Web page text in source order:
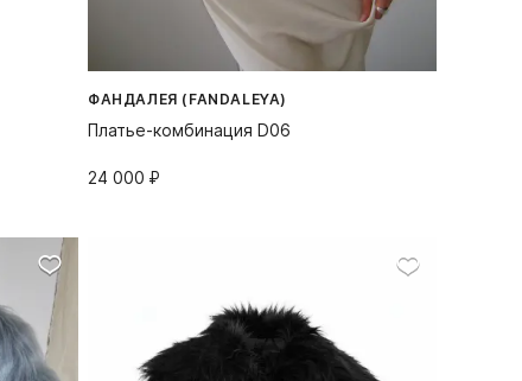
ФАНДАЛЕЯ (FANDALEYA)
Платье-комбинация D06
24 000⁠ ⁠₽